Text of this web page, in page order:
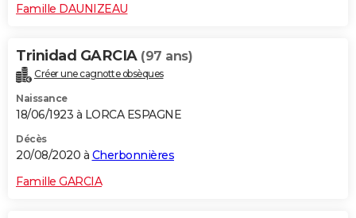
Famille DAUNIZEAU
Trinidad GARCIA (97 ans)
Créer une cagnotte obsèques
Naissance
18/06/1923 à LORCA ESPAGNE
Décès
20/08/2020 à Cherbonnières
Famille GARCIA